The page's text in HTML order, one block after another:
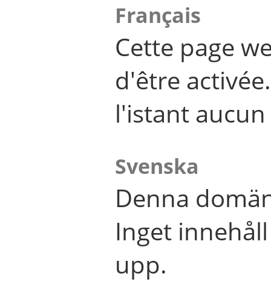
Français
Cette page
d'être
l'istant
Svenska
Denna
Inget
upp.